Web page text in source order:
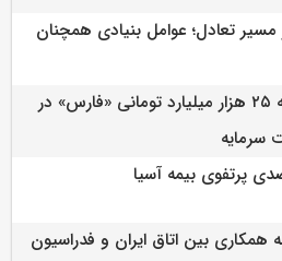
مسیر تعادل؛ عوامل بنیادی همچنان
افزایش سرمایه ۲۵ هزار میلیارد تومانی «فارس» در
سرمایه
همکاری بین اتاق ایران و فدراسیون